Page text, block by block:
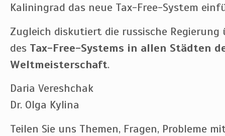
Kaliningrad das neue Tax-Free-System
Zugleich diskutiert die russische
des Tax-Free-Systems in allen Städten
Weltmeisterschaft.
Daria Vereshchak
Dr. Olga Kylina
Teilen Sie uns Themen, Fragen, Probleme